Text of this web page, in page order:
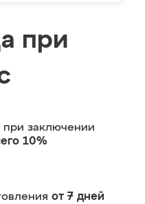
при
при заключении
10%
от 7 дней